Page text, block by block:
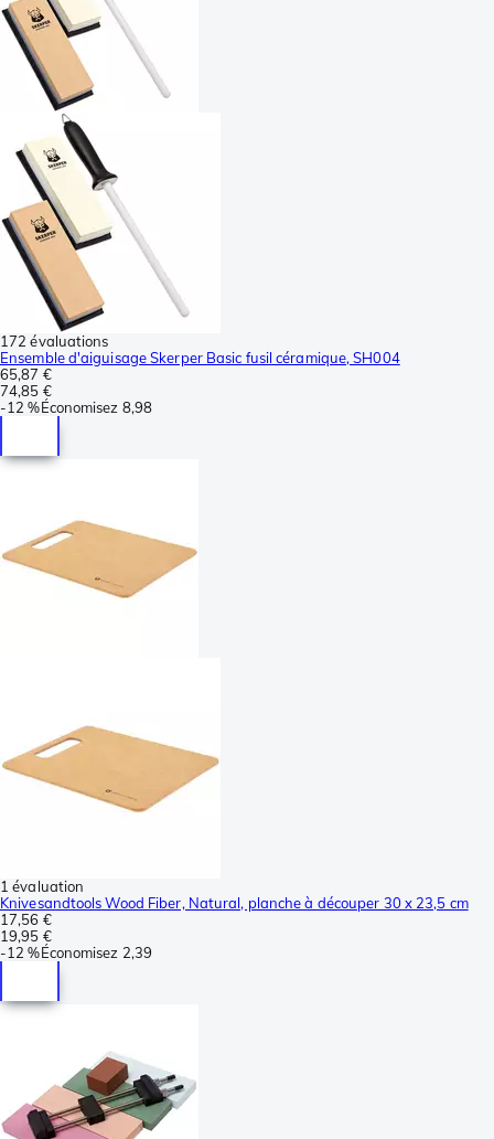
172 évaluations
Ensemble d'aiguisage Skerper Basic fusil céramique, SH004
65,87 €
74,85 €
-12 %Économisez 8,98
1 évaluation
Knivesandtools Wood Fiber, Natural, planche à découper 30 x 23,5 cm
17,56 €
19,95 €
-12 %Économisez 2,39